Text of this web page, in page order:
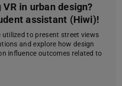
in urban design?
assistant (Hiwi)!
utilized to present street views
and explore how design
influence outcomes related to